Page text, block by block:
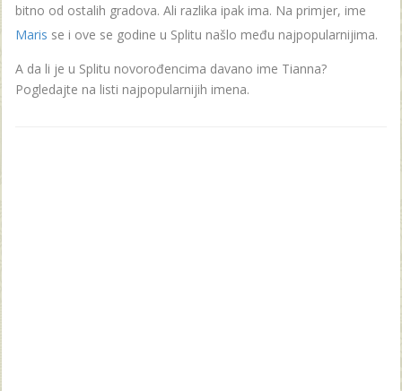
bitno od ostalih gradova. Ali razlika ipak ima. Na primjer, ime
Maris se i ove se godine u Splitu našlo među najpopularnijima.
A da li je u Splitu novorođencima davano ime Tianna?
Pogledajte na listi najpopularnijih imena.